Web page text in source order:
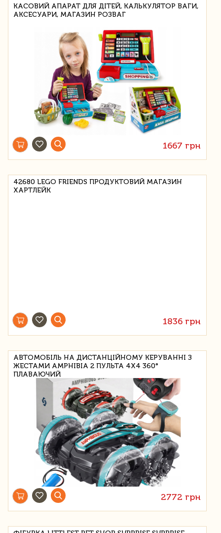
КАСОВИЙ АПАРАТ ДЛЯ ДІТЕЙ, КАЛЬКУЛЯТОР ВАГИ,
АКСЕСУАРИ, МАГАЗИН РОЗВАГ
1667 грн
42680 LEGO FRIENDS ПРОДУКТОВИЙ МАГАЗИН
ХАРТЛЕЙК
1836 грн
АВТОМОБІЛЬ НА ДИСТАНЦІЙНОМУ КЕРУВАННІ З
ЖЕСТАМИ AMPHIBIA 2 ПУЛЬТА 4X4 360°
ПЛАВАЮЧИЙ
2772 грн